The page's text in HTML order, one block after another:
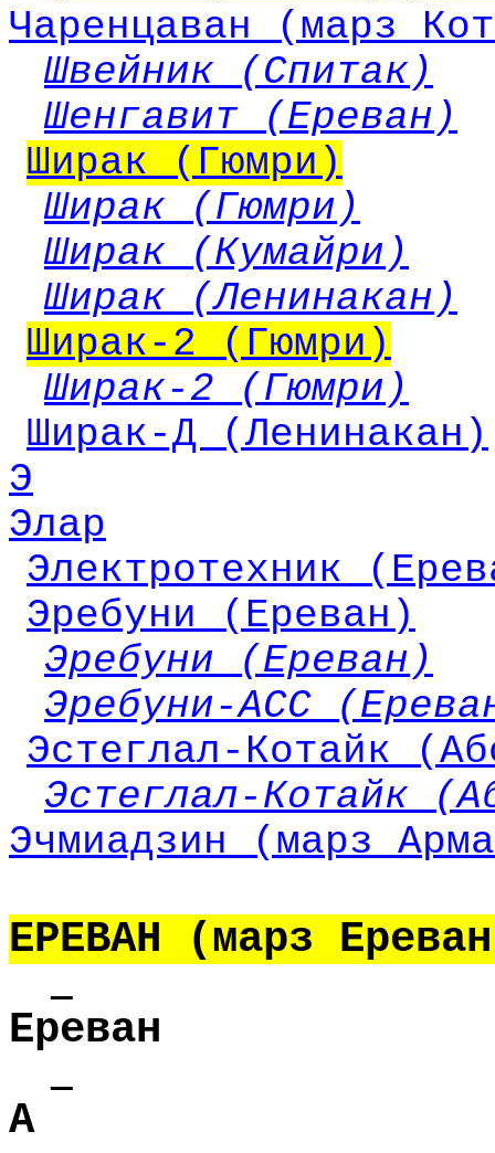
Чаренцаван (марз
Швейник (Спитак)
Шенгавит (Ереван)
Ширак (Гюмри)
Ширак (Гюмри)
Ширак (Кумайри)
Ширак (Ленинакан)
Ширак-2 (Гюмри)
Ширак-2 (Гюмри)
Ширак-Д (Ленинакан)
Э
Элар
Электротехник
Эребуни (Ереван)
Эребуни (Ереван)
Эребуни-АСС
Эстеглал-Котайк
Эстеглал-Котайк
Эчмиадзин (марз
ЕРЕВАН (марз
Ереван
А